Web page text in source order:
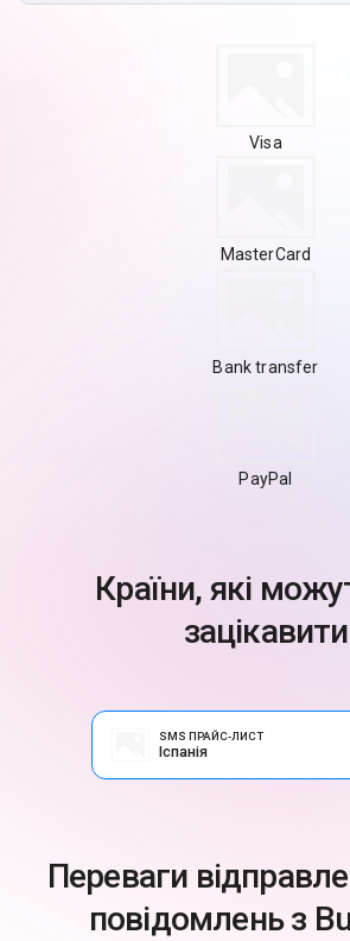
Visa
MasterCard
Bank transfer
PayPal
Країни, які
зацікавити
SMS ПРАЙС-ЛИСТ
Іспанія
Переваги
повідомлень з